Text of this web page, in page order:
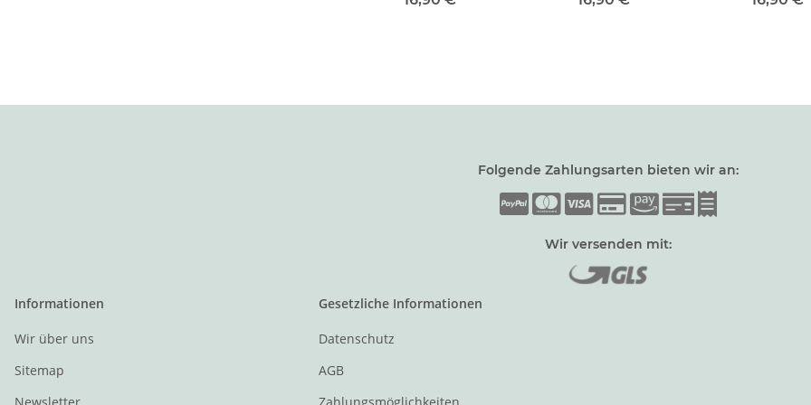
Folgende Zahlungsarten bieten wir an:
Wir versenden mit:
Informationen
Wir über uns
Sitemap
Gesetzliche Informationen
Datenschutz
AGB